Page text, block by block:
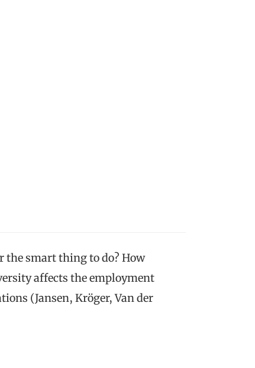
the smart thing to do? How
affects the employment
(Jansen, Kröger, Van der